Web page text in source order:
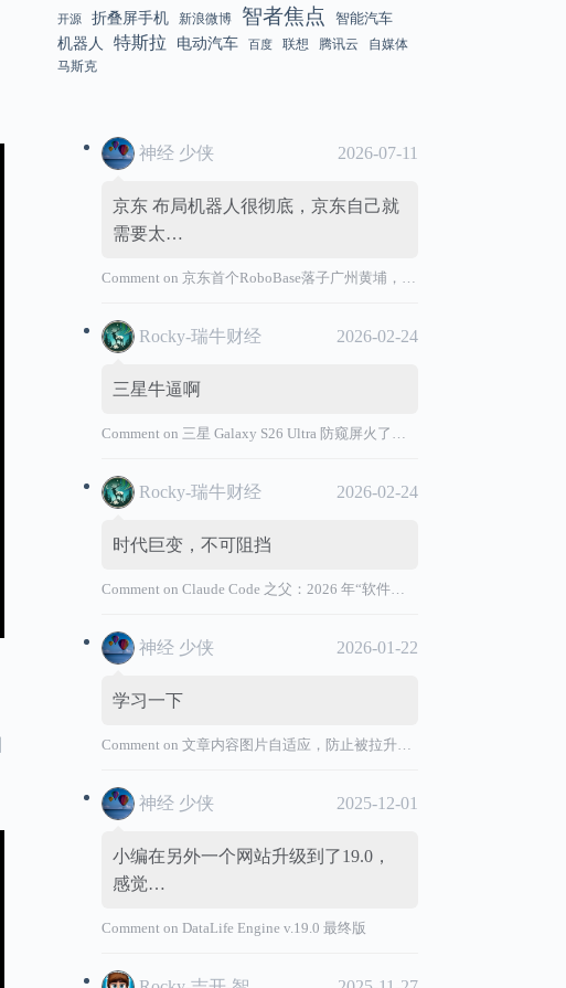
开源 折叠屏手机 新浪微博 智者焦点
智能汽车
机器人
特斯拉 电动汽车 百度 联想 腾讯云
自媒体
马斯克
神经 少侠 2026-07-11
京东 布局机器人很彻底，京东自己就
需要太…
Comment on京东首个RoboBase落子广州黄埔，加码机器人产业基础设施布局
Rocky-瑞牛财经 2026-02-24
三星牛逼啊
Comment on 三星 Galaxy S26 Ultra 防窥屏火了，全球核心战略伙伴名单大曝光
Rocky-瑞牛财经 2026-02-24
时代巨变，不可阻挡
Comment onClaude Code 之父：2026 年“软件工程师”退出历史舞台
神经 少侠 2026-01-22
学习一下
Comment on文章内容图片自适应，防止被拉升变形
神经 少侠 2025-12-01
小编在另外一个网站升级到了19.0，
感觉…
Comment onDataLife Engine v.19.0 最终版